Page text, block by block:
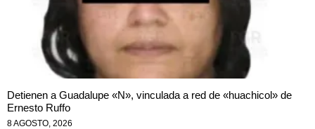
Detienen a Guadalupe «N», vinculada a red de «huachicol» de
Ernesto Ruffo
8 AGOSTO, 2026